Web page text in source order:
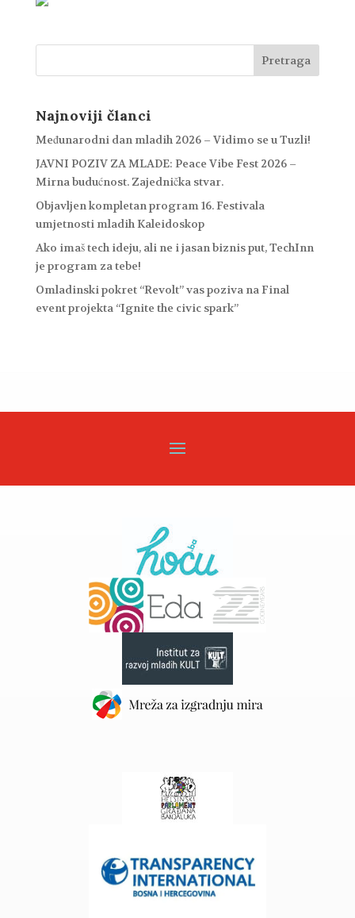
Najnoviji članci
Međunarodni dan mladih 2026 – Vidimo se u Tuzli!
JAVNI POZIV ZA MLADE: Peace Vibe Fest 2026 –
Mirna budućnost. Zajednička stvar.
Objavljen kompletan program 16. Festivala
umjetnosti mladih Kaleidoskop
Ako imaš tech ideju, ali ne i jasan biznis put, TechInn
je program za tebe!
Omladinski pokret “Revolt” vas poziva na Final
event projekta “Ignite the civic spark”